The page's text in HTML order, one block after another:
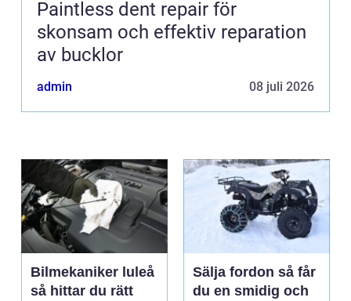
Paintless dent repair för
skonsam och effektiv reparation
av bucklor
admin 08 juli 2026
Bilmekaniker luleå
så hittar du rätt
Sälja fordon så får
du en smidig och